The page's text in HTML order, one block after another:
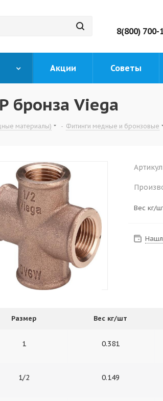
8(800) 700-
Акции Советы
бронза Viega
материалы) - Фитинги медные и бронзовые
Вес кг/
Размер Вес кг/шт
1 0.381
1/2 0.149